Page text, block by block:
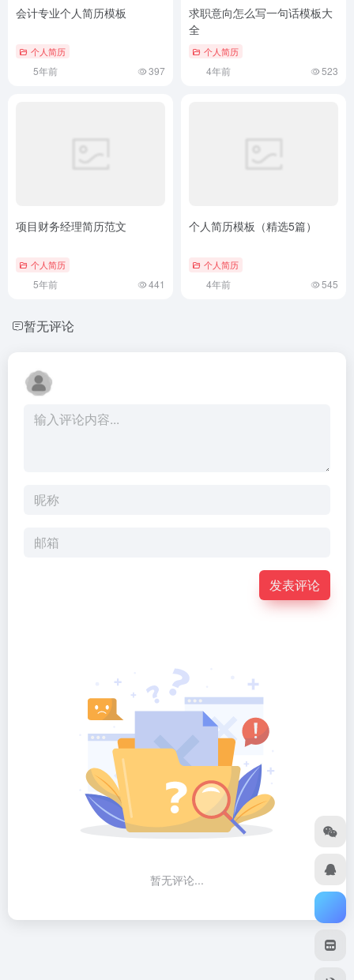
会计专业个人简历模板
个人简历
5年前 397
求职意向怎么写一句话模板大
全
个人简历
4年前 523
项目财务经理简历范文
个人简历
5年前 441
个人简历模板（精选5篇）
个人简历
4年前 545
暂无评论
发表评论
暂无评论...